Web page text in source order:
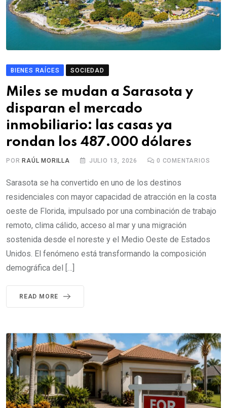
BIENES RAÍCES SOCIEDAD
Miles se mudan a Sarasota y
disparan el mercado
inmobiliario: las casas ya
rondan los 487.000 dólares
PORRAÚL MORILLA JULIO 13, 2026 0 COMENTARIOS
Sarasota se ha convertido en uno de los destinos
residenciales con mayor capacidad de atracción en la costa
oeste de Florida, impulsado por una combinación de trabajo
remoto, clima cálido, acceso al mar y una migración
sostenida desde el noreste y el Medio Oeste de Estados
Unidos. El fenómeno está transformando la composición
demográfica del […]
READ MORE